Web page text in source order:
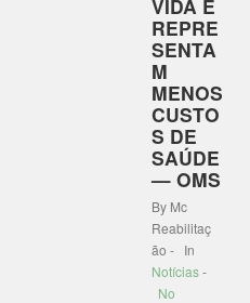
VIDA E
REPRE
SENTA
M
MENOS
CUSTO
S DE
SAÚDE
— OMS
By Mc
Reabilitaç
ão - In
Notícias-
No